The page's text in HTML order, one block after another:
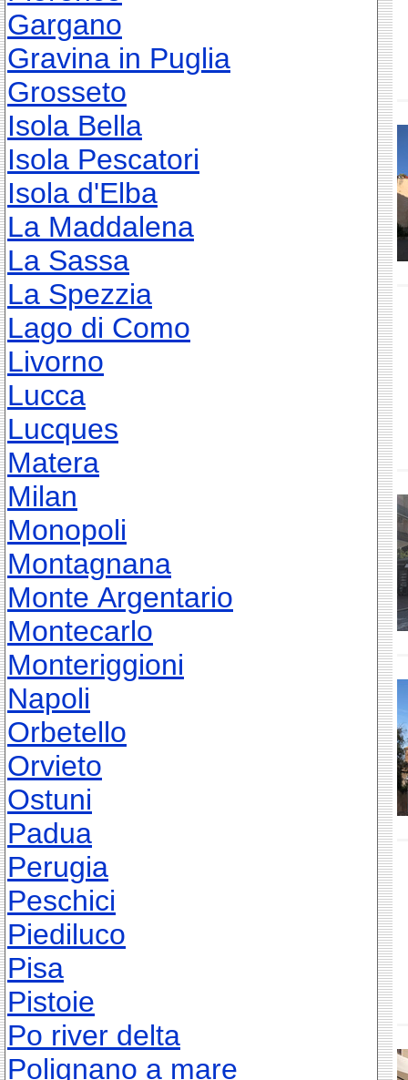
Gargano
Gravina in Puglia
Grosseto
Isola Bella
Isola Pescatori
Isola d'Elba
La Maddalena
La Sassa
La Spezzia
Lago di Como
Livorno
Lucca
Lucques
Matera
Milan
Monopoli
Montagnana
Monte Argentario
Montecarlo
Monteriggioni
Napoli
Orbetello
Orvieto
Ostuni
Padua
Perugia
Peschici
Piediluco
Pisa
Pistoie
Po river delta
Polignano a mare